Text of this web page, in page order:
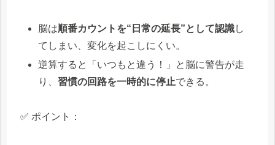
脳は順番カウントを“日常の延長”として認識し
てしまい、変化を起こしにくい。
逆算すると「いつもと違う！」と脳に警告が走
り、 習慣の回路を一時的に停止できる。
✅ ポイント：